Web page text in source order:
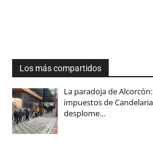
Los más compartidos
La paradoja de
impuestos de
desplome…